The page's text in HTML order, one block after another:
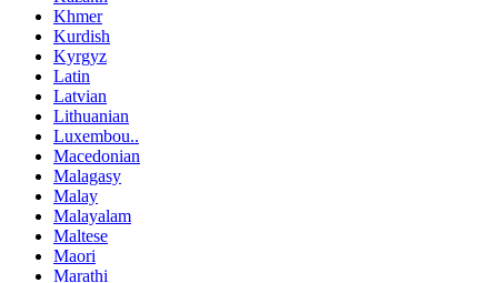
Khmer
Kurdish
Kyrgyz
Latin
Latvian
Lithuanian
Luxembou..
Macedonian
Malagasy
Malay
Malayalam
Maltese
Maori
Marathi